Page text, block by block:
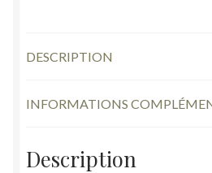
DESCRIPTION
INFORMATIONS
Description